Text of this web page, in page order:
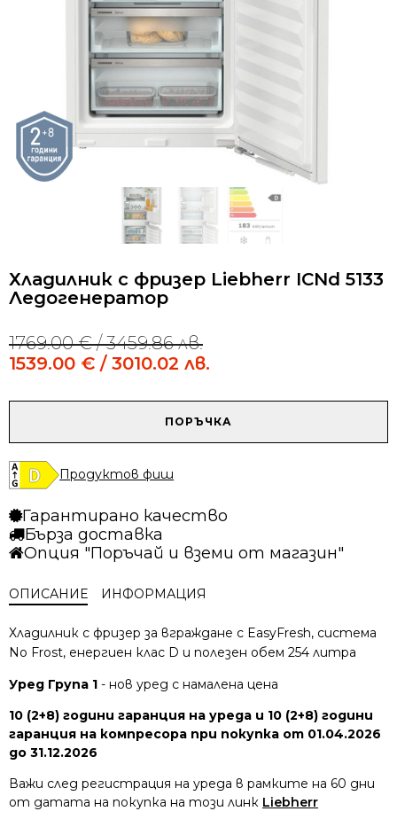
Хладилник с фризер Liebherr ICNd 5133
Ледогенератор
1769.00€/ 3459.86 лв.
Original
price
1769.00 €
1539.00 € / 3010.02 лв.
Current
price
1539.00 €
с
фризер
Liebherr
ICNd
5133
ПОРЪЧКА
Продуктов фиш
Гарантирано качество
Бърза доставка
Опция "Поръчай и вземи от магазин"
ОПИСАНИЕ ИНФОРМАЦИЯ
Хладилник с фризер за вграждане с EasyFresh, система
No Frost, енергиен клас D и полезен обем 254 литра
Уред Група 1 - нов уред с намалена цена
10 (2+8) години гаранция на уреда и 10 (2+8) години
гаранция на компресора при покупка от 01.04.2026
до 31.12.2026
Важи след регистрация на уреда в рамките на 60 дни
от датата на покупка на този линк Liebherr